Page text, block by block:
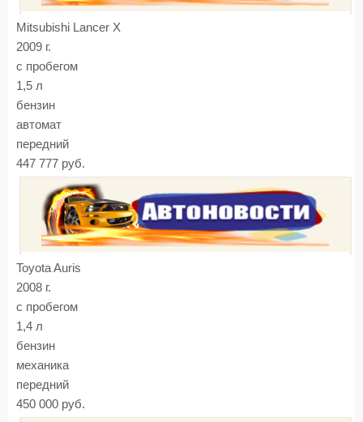
Mitsubishi Lancer X
2009 г.
с пробегом
1,5 л
бензин
автомат
передний
447 777 руб.
Toyota Auris
2008 г.
с пробегом
1,4 л
бензин
механика
передний
450 000 руб.